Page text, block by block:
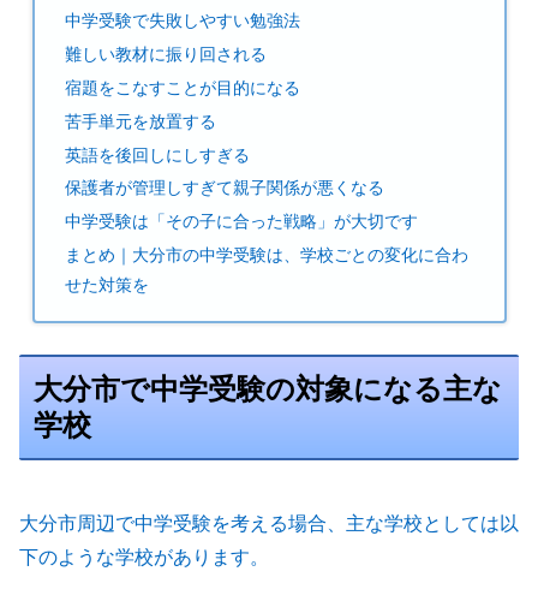
中学受験で失敗しやすい勉強法
難しい教材に振り回される
宿題をこなすことが目的になる
苦手単元を放置する
英語を後回しにしすぎる
保護者が管理しすぎて親子関係が悪くなる
中学受験は「その子に合った戦略」が大切です
まとめ｜大分市の中学受験は、学校ごとの変化に合わ
せた対策を
大分市で中学受験の対象になる主な
学校
大分市周辺で中学受験を考える場合、主な学校としては以
下のような学校があります。